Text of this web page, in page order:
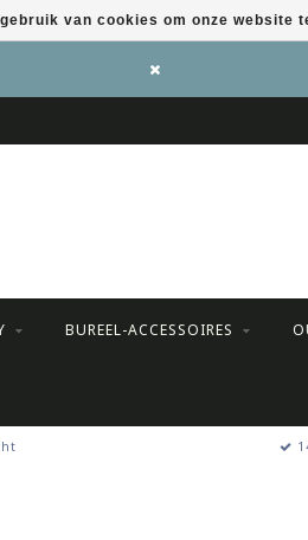
BUREEL-ACCESSOIRES
van cookies om onze website